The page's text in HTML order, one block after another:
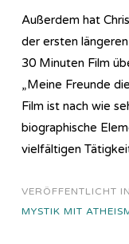
Außerdem hat
der ersten längeren
30 Minuten Film
„Meine Freunde
Film ist nach wie
biographische
vielfältigen
VERÖFFENTLICHT IN
MYSTIK MIT